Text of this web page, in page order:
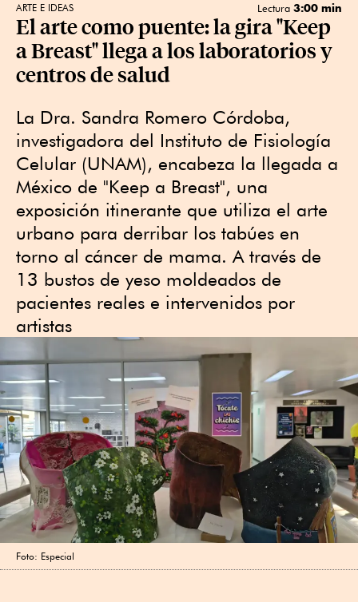
ARTE E IDEAS Lectura 3:00 min
El arte como puente: la gira "Keep
a Breast" llega a los laboratorios y
centros de salud
La Dra. Sandra Romero Córdoba,
investigadora del Instituto de Fisiología
Celular (UNAM), encabeza la llegada a
México de "Keep a Breast", una
exposición itinerante que utiliza el arte
urbano para derribar los tabúes en
torno al cáncer de mama. A través de
13 bustos de yeso moldeados de
pacientes reales e intervenidos por
artistas
Foto: Especial